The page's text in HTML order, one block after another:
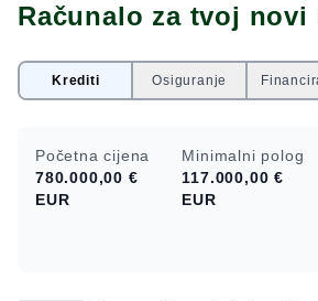
Računalo za tvoj novi
Krediti Osiguranje
Početna cijena
780.000,00 €
EUR
Minimalni polog
117.000,00 €
EUR